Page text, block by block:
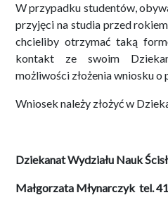
W przypadku studentów,
przyjęci na studia przed
chcieliby otrzymać taką
kontakt ze swoim
możliwości złożenia wniosku o
Wniosek należy złożyć w
Dziekanat Wydziału Nauk
Małgorzata Młynarczyk tel.